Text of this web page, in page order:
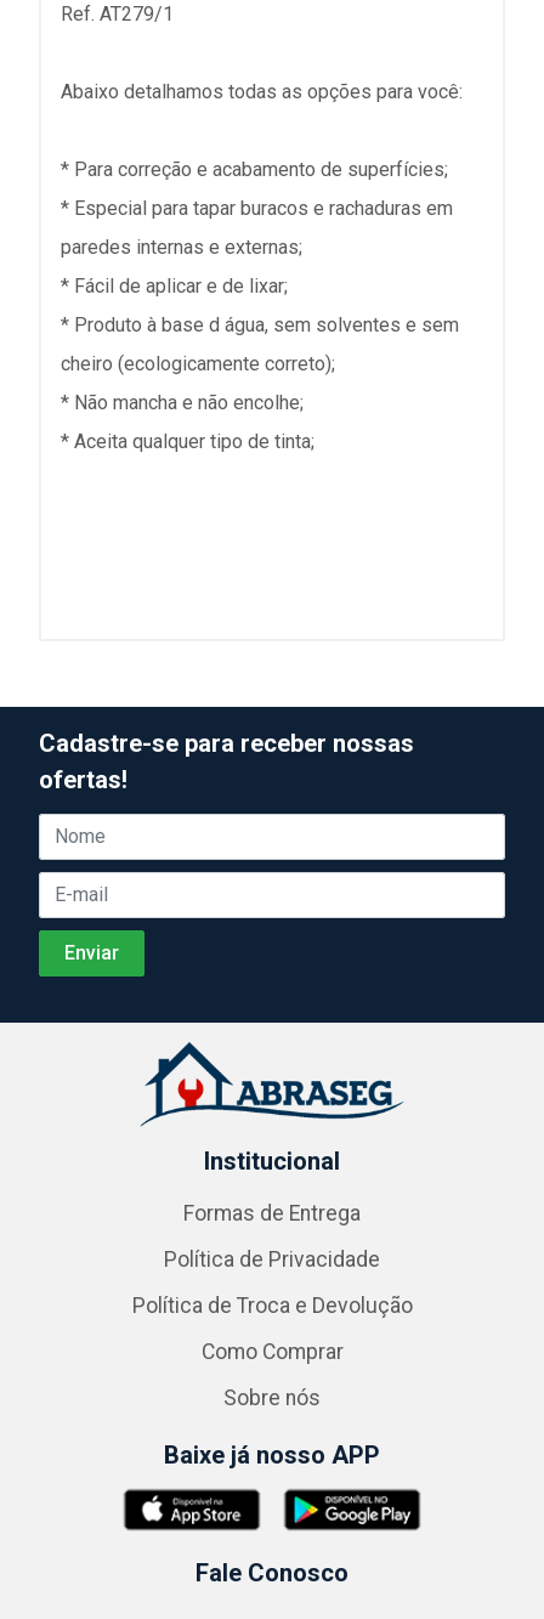
Ref. AT279/1
Abaixo detalhamos todas as opções para você:
* Para correção e acabamento de superfícies;
* Especial para tapar buracos e rachaduras em
paredes internas e externas;
* Fácil de aplicar e de lixar;
* Produto à base d água, sem solventes e sem
cheiro (ecologicamente correto);
* Não mancha e não encolhe;
* Aceita qualquer tipo de tinta;
Cadastre-se para receber nossas
ofertas!
Institucional
Formas de Entrega
Política de Privacidade
Política de Troca e Devolução
Como Comprar
Sobre nós
Baixe já nosso APP
Fale Conosco